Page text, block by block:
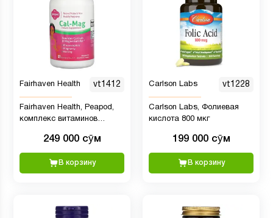
Fairhaven Health vt1412
Fairhaven Health, Peapod,
комплекс витаминов
249 000 сӯм
В корзину
Carlson Labs vt1228
Carlson Labs, Фолиевая
кислота 800 мкг
199 000 сӯм
В корзину